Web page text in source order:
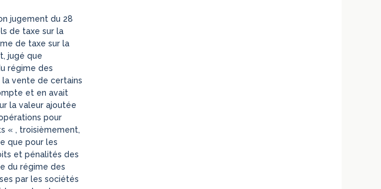
jugement du 28
de taxe sur la
de taxe sur la
jugé que
régime des
vente de certains
et en avait
la valeur ajoutée
pour
« , troisièmement,
que pour les
et pénalités des
du régime des
par les sociétés